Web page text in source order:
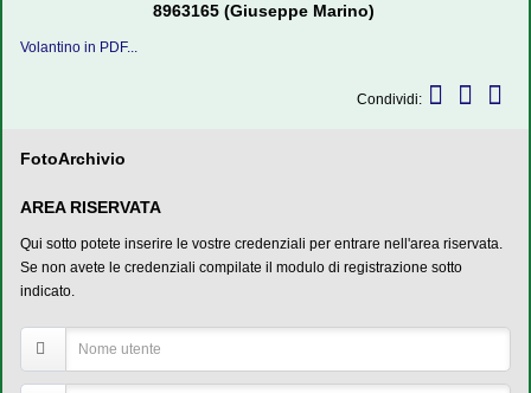
8963165 (Giuseppe Marino)
Volantino in PDF...
Condividi:
FotoArchivio
AREA RISERVATA
Qui sotto potete inserire le vostre credenziali per entrare nell'area riservata.
Se non avete le credenziali compilate il modulo di registrazione sotto
indicato.